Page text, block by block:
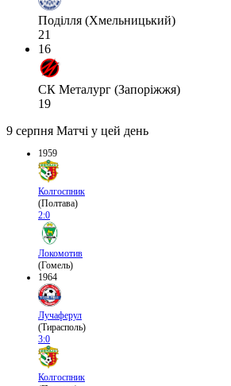
Поділля (Хмельницький)
21
16
СК Металург (Запоріжжя)
19
9 серпня Матчі у цей день
1959
Колгоспник
(Полтава)
2:0
Локомотив
(Гомель)
1964
Лучаферул
(Тирасполь)
3:0
Колгоспник